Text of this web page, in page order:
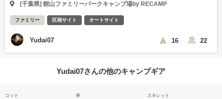
[千葉県] 館山ファミリーパークキャンプ場by RECAMP
ファミリー 区画サイト オートサイト
Yudai07 16 22
Yudai07さんの他のキャンプギア
コット 斧 スキレット